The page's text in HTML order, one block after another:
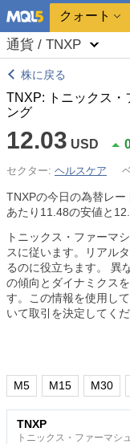
クォート
通貨 / TNXP
株に戻る
TNXP: トニックス・
ング
12.03 USD
セクター: ヘルスケア
TNXPの今日の為替レー
あたり11.48の安値と
トニックス・ファーマ
スに従います。リアル
るのに役立ちます。 異
の傾向とダイナミクス
す。この情報を使用し
いて取引を決定してくだ
M5 M15 M30
TNXP
トニックス・ファーマシ